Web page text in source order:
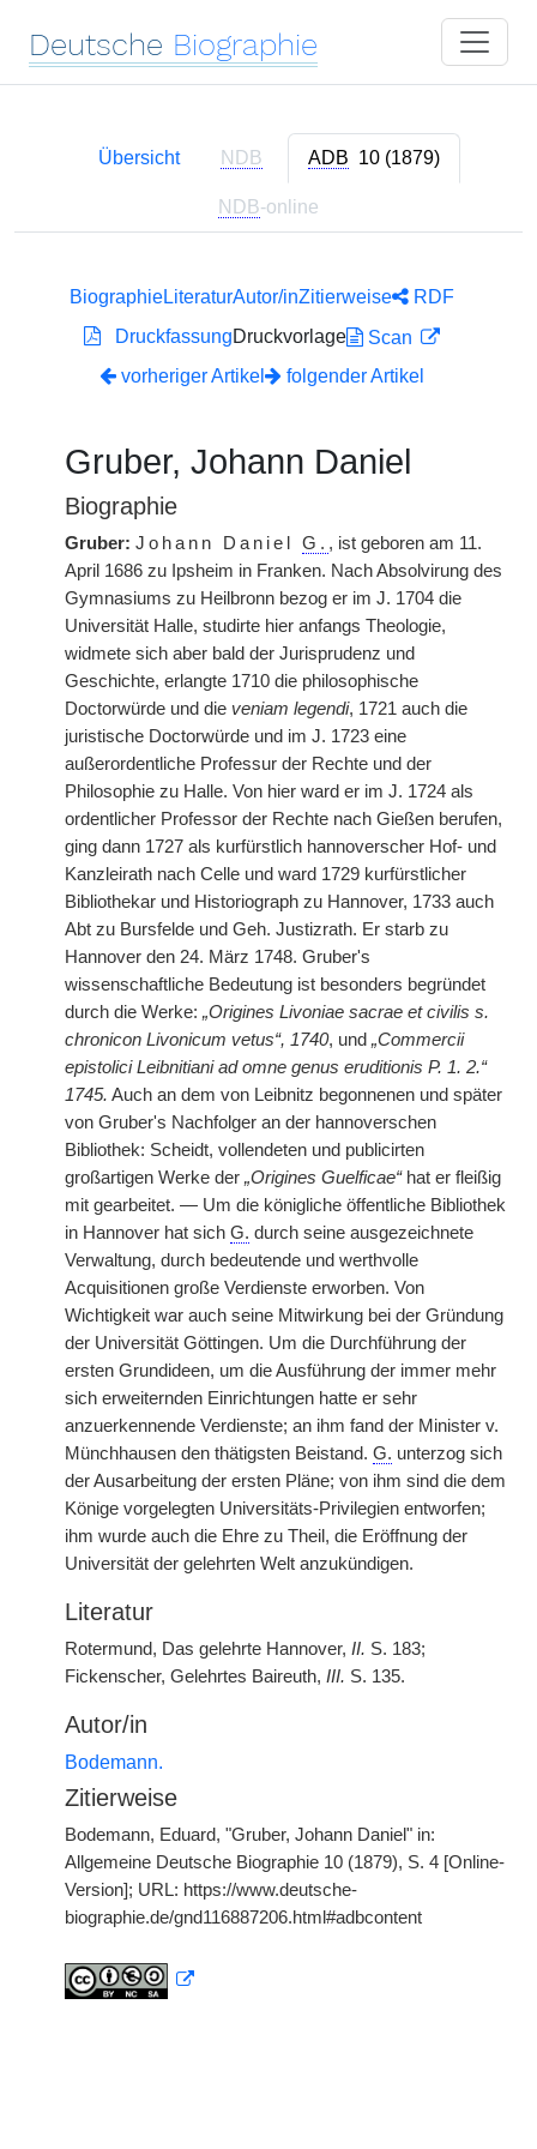
Deutsche Biographie
Übersicht NDB ADB 10 (1879)
NDB-online
BiographieLiteraturAutor/inZitierweise
RDF
DruckfassungDruckvorlage
Scan
vorheriger Artikel
folgender Artikel
Gruber, Johann Daniel
Biographie
Gruber: Johann Daniel G. , ist geboren am 11.
April 1686 zu Ipsheim in Franken. Nach Absolvirung des
Gymnasiums zu Heilbronn bezog er im J. 1704 die
Universität Halle, studirte hier anfangs Theologie,
widmete sich aber bald der Jurisprudenz und
Geschichte, erlangte 1710 die philosophische
Doctorwürde und die veniam legendi, 1721 auch die
juristische Doctorwürde und im J. 1723 eine
außerordentliche Professur der Rechte und der
Philosophie zu Halle. Von hier ward er im J. 1724 als
ordentlicher Professor der Rechte nach Gießen berufen,
ging dann 1727 als kurfürstlich hannoverscher Hof- und
Kanzleirath nach Celle und ward 1729 kurfürstlicher
Bibliothekar und Historiograph zu Hannover, 1733 auch
Abt zu Bursfelde und Geh. Justizrath. Er starb zu
Hannover den 24. März 1748. Gruber's
wissenschaftliche Bedeutung ist besonders begründet
durch die Werke: „Origines Livoniae sacrae et civilis s.
chronicon Livonicum vetus“, 1740, und „Commercii
epistolici Leibnitiani ad omne genus eruditionis P. 1. 2.“
1745. Auch an dem von Leibnitz begonnenen und später
von Gruber's Nachfolger an der hannoverschen
Bibliothek: Scheidt, vollendeten und publicirten
großartigen Werke der „Origines Guelficae“hat er fleißig
mit gearbeitet. — Um die königliche öffentliche Bibliothek
in Hannover hat sich G. durch seine ausgezeichnete
Verwaltung, durch bedeutende und werthvolle
Acquisitionen große Verdienste erworben. Von
Wichtigkeit war auch seine Mitwirkung bei der Gründung
der Universität Göttingen. Um die Durchführung der
ersten Grundideen, um die Ausführung der immer mehr
sich erweiternden Einrichtungen hatte er sehr
anzuerkennende Verdienste; an ihm fand der Minister v.
Münchhausen den thätigsten Beistand. G. unterzog sich
der Ausarbeitung der ersten Pläne; von ihm sind die dem
Könige vorgelegten Universitäts-Privilegien entworfen;
ihm wurde auch die Ehre zu Theil, die Eröffnung der
Universität der gelehrten Welt anzukündigen.
Literatur
Rotermund, Das gelehrte Hannover, II. S. 183;
Fickenscher, Gelehrtes Baireuth, III. S. 135.
Autor/in
Bodemann.
Zitierweise
Bodemann, Eduard, "Gruber, Johann Daniel" in:
Allgemeine Deutsche Biographie 10 (1879), S. 4 [Online-
Version]; URL: https://www.deutsche-
biographie.de/gnd116887206.html#adbcontent